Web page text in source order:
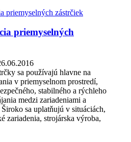
priemyselných
sa používajú hlavne na
v priemyselnom prostredí,
​​stabilného a rýchleho
medzi zariadeniami a
sa uplatňujú v situáciách,
zariadenia, strojárska výroba,